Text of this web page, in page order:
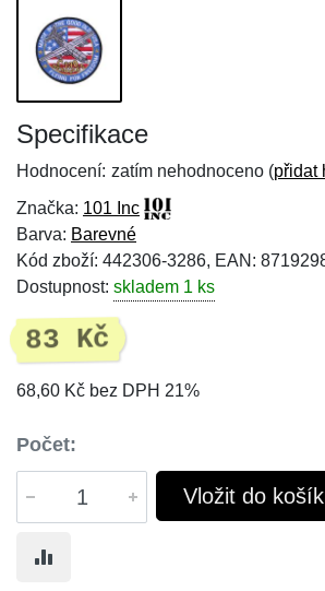
Specifikace
Hodnocení: zatím nehodnoceno (přidat
Značka: 101 Inc
Barva: Barevné
Kód zboží: 442306-3286, EAN:
Dostupnost: skladem 1 ks
83 Kč
68,60 Kč bez DPH 21%
Počet:
Vložit do